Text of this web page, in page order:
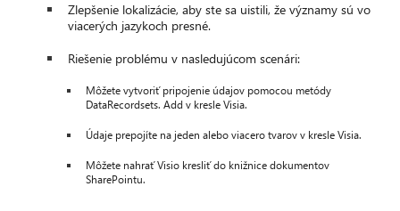
Zlepšenie lokalizácie, aby ste sa uistili, že významy sú vo
viacerých jazykoch presné.
Riešenie problému v nasledujúcom scenári:
Môžete vytvoriť pripojenie údajov pomocou metódy
DataRecordsets. Add v kresle Visia.
Údaje prepojíte na jeden alebo viacero tvarov v kresle Visia.
Môžete nahrať Visio kresliť do knižnice dokumentov
SharePointu.